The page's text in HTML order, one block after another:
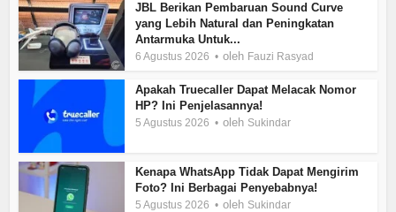
JBL Berikan Pembaruan Sound Curve
yang Lebih Natural dan Peningkatan
Antarmuka Untuk...
6 Agustus 2026 oleh Fauzi Rasyad
Apakah Truecaller Dapat Melacak Nomor
HP? Ini Penjelasannya!
5 Agustus 2026 oleh Sukindar
Kenapa WhatsApp Tidak Dapat Mengirim
Foto? Ini Berbagai Penyebabnya!
5 Agustus 2026 oleh Sukindar